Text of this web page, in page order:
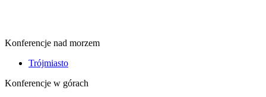
Konferencje nad morzem
Trójmiasto
Konferencje w górach